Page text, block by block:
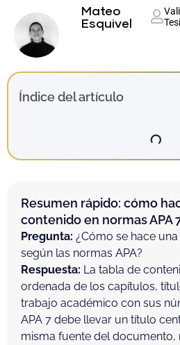
Mateo
Esquivel
Índice del artículo
Resumen rápido: cómo
contenido en normas APA
Pregunta: ¿Cómo se hace
según las normas APA?
Respuesta: La tabla de
ordenada de los capítulos,
trabajo académico con sus
APA 7 debe llevar un título
misma fuente del documento,